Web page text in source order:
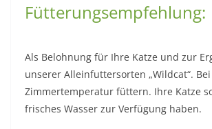
Fütterungsempfehlung:
Als Belohnung für Ihre Katze und zur
unserer Alleinfuttersorten „Wildcat“. Bei
Zimmertemperatur füttern. Ihre Katze
frisches Wasser zur Verfügung haben.